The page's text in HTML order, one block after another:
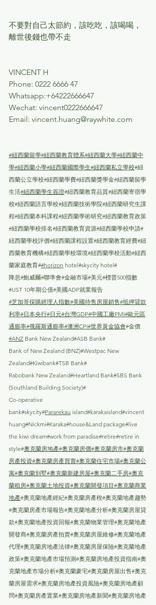
不要對自己太節約，該吃吃，該喝喝，
離世後錢也帶不走
VINCENT H
Phone: 0222 6666 47
Whatsapp:+64222666647
Wechat: vincent0222666647
Email: vincent.huang@raywhite.com
#紐西蘭留學#紐西蘭教育體系#紐西蘭大學#紐西蘭中
學#紐西蘭小學#紐西蘭國際學生#紐西蘭私立學校#紐
西蘭公立學校#紐西蘭學費#紐西蘭獎學金#紐西蘭留學
生活#紐西蘭學生簽證#紐西蘭教育品質#紐西蘭寄宿學
校#紐西蘭語言學校#紐西蘭技術學院#紐西蘭研究生課
程#紐西蘭本科課程#紐西蘭學術研究#紐西蘭教育政策
#紐西蘭學校排名#紐西蘭教育資源#紐西蘭學校申請#
紐西蘭學校評價#紐西蘭課程設置#紐西蘭教育經費#紐
西蘭教育機構#紐西蘭學校環境#紐西蘭學校活動#紐西
蘭家庭教育##horizon hotel#skycity hotel#
降息#鮑威爾#聯準會#金融市場#美元#標普500指數
#UST 10年期公債#美國ADP就業報告
#芝加哥採購經理人指數#美國待售房屋銷售#抵押貸款
利率#日本央行#日元#台灣GDP#中國工廠PMI#歐元區
通膨率#俄羅斯通膨率#澳洲CPI#世界黃金協會#金價
#ANZ Bank New Zealand#ASB Bank#
Bank of New Zealand (BNZ)#Westpac New
Zealand#Kiwibank#TSB Bank#
Rabobank New Zealand#Heartland Bank#SBS Bank
(Southland Building Society)#
Co-operative
bank#skycity#Pararekau island#karakaisland#vincent
huang#Nickmi#Karaka#house&Land package#live
the kiwi dream#work from paradise#retire#retire in
style#奧克蘭房地產#奧克蘭房價#奧克蘭房市#奧克蘭
房產投資#奧克蘭房產買賣#奧克蘭住宅市場#奧克蘭公
寓#奧克蘭別墅#奧克蘭新建房屋#奧克蘭二手房#奧克
蘭租房#奧克蘭土地投資#奧克蘭開發項目#奧克蘭商業
地產#奧克蘭地產經紀#奧克蘭房產稅#奧克蘭地產趨勢
#奧克蘭房產市場報告#奧克蘭地產分析#奧克蘭房屋貸
款#奧克蘭地產投資回報#奧克蘭物業管理#奧克蘭地產
開發商#奧克蘭房產拍賣#奧克蘭房屋維修#奧克蘭地產
代理#奧克蘭房地產法律#奧克蘭房屋保險#奧克蘭地產
政策#奧克蘭地產市場預測#奧克蘭房地產投資指南#奧
克蘭地產市場分析#奧克蘭豪宅#奧克蘭房屋出售#奧克
蘭房屋需求#奧克蘭房地產投資風險#奧克蘭房地產顧
問#奧克蘭房產置業#奧克蘭房地產新聞#奧克蘭房地產